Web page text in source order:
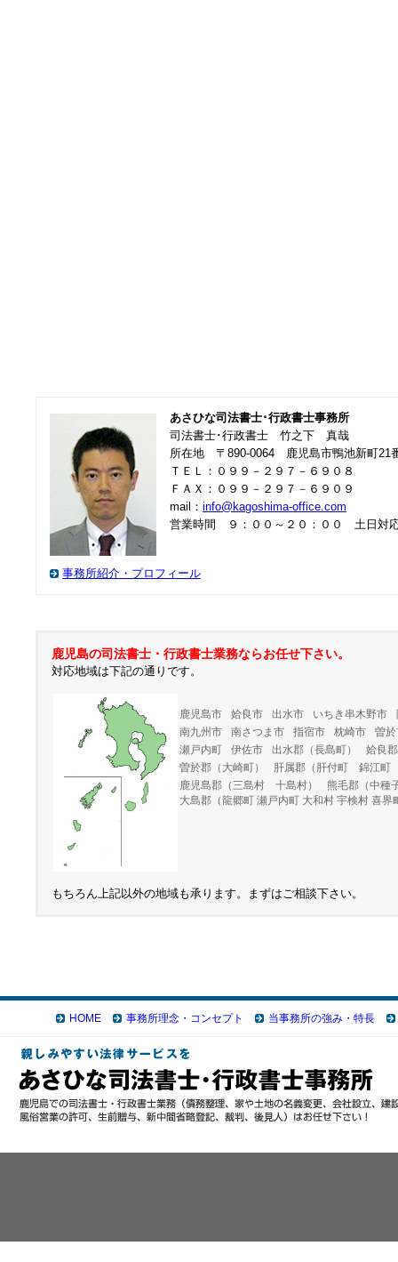
あさひな司法書士･行政書士事務所
司法書士･行政書士 竹之下 真哉
所在地 〒890-0064 鹿児島市鴨池新町21
ＴＥＬ：０９９－２９７－６９０８
ＦＡＸ：０９９－２９７－６９０９
mail： info@kagoshima-office.com
営業時間 ９：００～２０：００ 土日対
事務所紹介・プロフィール
鹿児島の司法書士・行政書士業務ならお任せ下さい。
対応地域は下記の通りです。
鹿児島市 姶良市 出水市 いちき串木野市
南九州市
南さつま市 指宿市 枕崎市
曽
瀬戸内町
伊佐市 出水郡（長島町）
姶良
曽於郡（大崎町）
肝属郡（肝付町 錦江
鹿児島郡（三島村 十島村）
熊毛郡（中
大島郡（龍郷町 瀬戸内町 大和村 宇検村 喜
もちろん上記以外の地域も承ります。まずはご相談下さい。
HOME 事務所理念・コンセプト 当事務所の強み・特長